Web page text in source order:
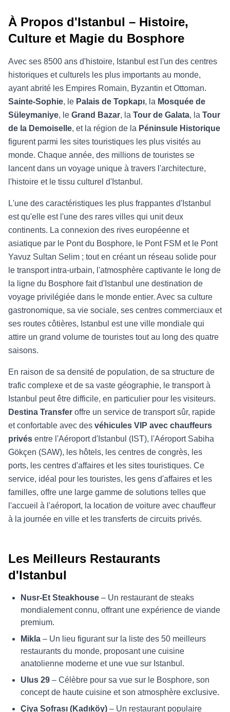
À Propos d'Istanbul – Histoire,
Culture et Magie du Bosphore
Avec ses 8500 ans d'histoire, Istanbul est l'un des centres
historiques et culturels les plus importants au monde,
ayant abrité les Empires Romain, Byzantin et Ottoman.
Sainte-Sophie, le Palais de Topkapı, la Mosquée de
Süleymaniye, le Grand Bazar, la Tour de Galata, la Tour
de la Demoiselle, et la région de la Péninsule Historique
figurent parmi les sites touristiques les plus visités au
monde. Chaque année, des millions de touristes se
lancent dans un voyage unique à travers l'architecture,
l'histoire et le tissu culturel d'Istanbul.
L'une des caractéristiques les plus frappantes d'Istanbul
est qu'elle est l'une des rares villes qui unit deux
continents. La connexion des rives européenne et
asiatique par le Pont du Bosphore, le Pont FSM et le Pont
Yavuz Sultan Selim ; tout en créant un réseau solide pour
le transport intra-urbain, l'atmosphère captivante le long de
la ligne du Bosphore fait d'Istanbul une destination de
voyage privilégiée dans le monde entier. Avec sa culture
gastronomique, sa vie sociale, ses centres commerciaux et
ses routes côtières, Istanbul est une ville mondiale qui
attire un grand volume de touristes tout au long des quatre
saisons.
En raison de sa densité de population, de sa structure de
trafic complexe et de sa vaste géographie, le transport à
Istanbul peut être difficile, en particulier pour les visiteurs.
Destina Transfer offre un service de transport sûr, rapide
et confortable avec des véhicules VIP avec chauffeurs
privés entre l'Aéroport d'Istanbul (IST), l'Aéroport Sabiha
Gökçen (SAW), les hôtels, les centres de congrès, les
ports, les centres d'affaires et les sites touristiques. Ce
service, idéal pour les touristes, les gens d'affaires et les
familles, offre une large gamme de solutions telles que
l'accueil à l'aéroport, la location de voiture avec chauffeur
à la journée en ville et les transferts de circuits privés.
Les Meilleurs Restaurants
d'Istanbul
Nusr-Et Steakhouse – Un restaurant de steaks
mondialement connu, offrant une expérience de viande
premium.
Mikla – Un lieu figurant sur la liste des 50 meilleurs
restaurants du monde, proposant une cuisine
anatolienne moderne et une vue sur Istanbul.
Ulus 29 – Célèbre pour sa vue sur le Bosphore, son
concept de haute cuisine et son atmosphère exclusive.
Çiya Sofrası (Kadıköy) – Un restaurant populaire